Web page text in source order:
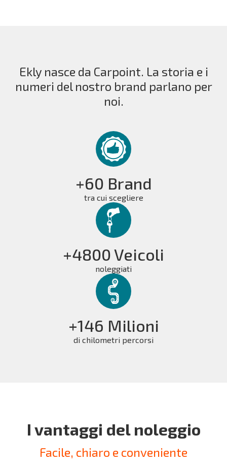
Ekly nasce da Carpoint. La storia e i
numeri del nostro brand parlano per
noi.
+60 Brand
tra cui scegliere
+4800 Veicoli
noleggiati
+146 Milioni
di chilometri percorsi
I vantaggi del noleggio
Facile, chiaro e conveniente